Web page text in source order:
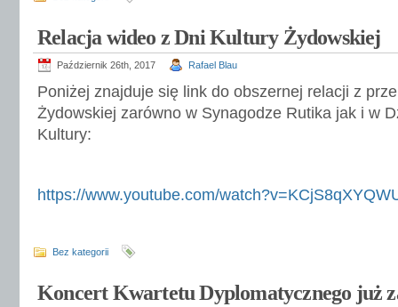
Relacja wideo z Dni Kultury Żydowskiej
Październik 26th, 2017 Rafael Blau
Poniżej znajduje się link do obszernej relacji z
Żydowskiej zarówno w Synagodze Rutika jak i w
Kultury:
https://www.youtube.com/
Bez kategorii
Koncert Kwartetu Dyplomatycznego już